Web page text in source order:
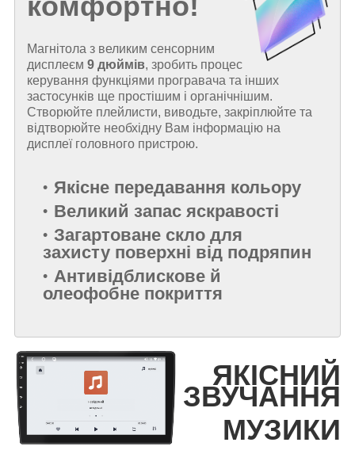
Магнітола з великим сенсорним
дисплеєм 9 дюймів, зробить процес
керування функціями програвача та інших
застосунків ще простішим і органічнішим.
Створюйте плейлисти, виводьте, закріплюйте та
відтворюйте необхідну Вам інформацію на
дисплеї головного пристрою.
Якісне передавання кольору
Великий запас яскравості
Загартоване скло для
захисту поверхні від подряпин
Антивідблискове й
олеофобне покриття
ЯКІСНИЙ
ЗВУЧАННЯ
МУЗИКИ